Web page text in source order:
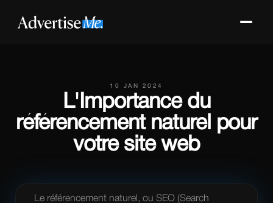
10 JAN 2024
L'Importance du
référencement naturel pour
votre site web
Le référencement naturel, ou SEO (Search